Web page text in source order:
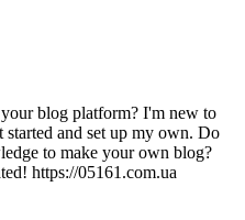
blog platform? I'm new to
and set up my own. Do
to make your own blog?
https://05161.com.ua